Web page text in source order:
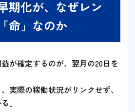
期化が、なぜレン
命」なのか
益が確定するのが、翌月の20日を
実際の稼働状況がリンクせず、
」